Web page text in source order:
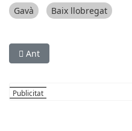
Gavà Baix llobregat
Article anterior: Gavà
Ant